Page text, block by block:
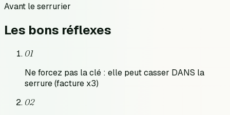
Avant le serrurier
Les bons réflexes
01
Ne forcez pas la clé : elle peut casser DANS la
serrure (facture x3)
02